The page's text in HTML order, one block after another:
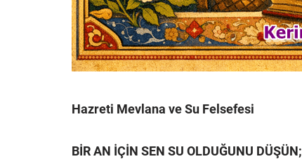
Hazreti Mevlana ve Su Felsefesi
BİR AN İÇİN SEN SU OLDUĞUNU DÜŞÜN;